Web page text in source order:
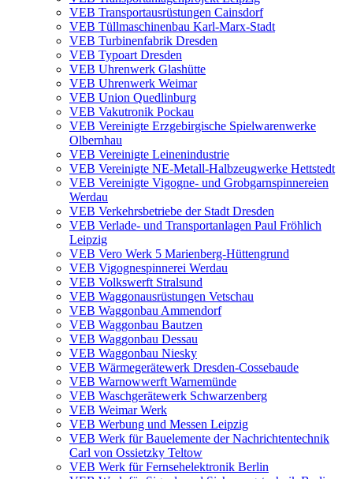
VEB Transportausrüstungen Cainsdorf
VEB Tüllmaschinenbau Karl-Marx-Stadt
VEB Turbinenfabrik Dresden
VEB Typoart Dresden
VEB Uhrenwerk Glashütte
VEB Uhrenwerk Weimar
VEB Union Quedlinburg
VEB Vakutronik Pockau
VEB Vereinigte Erzgebirgische Spielwarenwerke
Olbernhau
VEB Vereinigte Leinenindustrie
VEB Vereinigte NE-Metall-Halbzeugwerke Hettstedt
VEB Vereinigte Vigogne- und Grobgarnspinnereien
Werdau
VEB Verkehrsbetriebe der Stadt Dresden
VEB Verlade- und Transportanlagen Paul Fröhlich
Leipzig
VEB Vero Werk 5 Marienberg-Hüttengrund
VEB Vigognespinnerei Werdau
VEB Volkswerft Stralsund
VEB Waggonausrüstungen Vetschau
VEB Waggonbau Ammendorf
VEB Waggonbau Bautzen
VEB Waggonbau Dessau
VEB Waggonbau Niesky
VEB Wärmegerätewerk Dresden-Cossebaude
VEB Warnowwerft Warnemünde
VEB Waschgerätewerk Schwarzenberg
VEB Weimar Werk
VEB Werbung und Messen Leipzig
VEB Werk für Bauelemente der Nachrichtentechnik
Carl von Ossietzky Teltow
VEB Werk für Fernsehelektronik Berlin